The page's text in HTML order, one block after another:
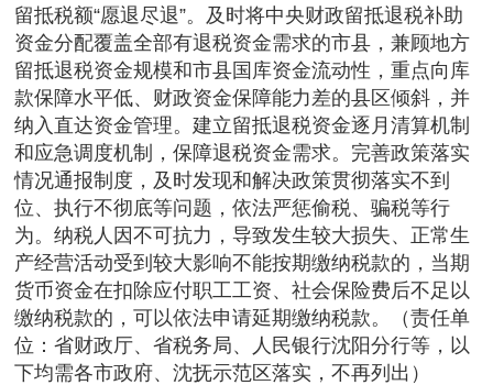
留抵税额“愿退尽退”。及时将中央财政留抵退税补助
资金分配覆盖全部有退税资金需求的市县，兼顾地方
留抵退税资金规模和市县国库资金流动性，重点向库
款保障水平低、财政资金保障能力差的县区倾斜，并
纳入直达资金管理。建立留抵退税资金逐月清算机制
和应急调度机制，保障退税资金需求。完善政策落实
情况通报制度，及时发现和解决政策贯彻落实不到
位、执行不彻底等问题，依法严惩偷税、骗税等行
为。纳税人因不可抗力，导致发生较大损失、正常生
产经营活动受到较大影响不能按期缴纳税款的，当期
货币资金在扣除应付职工工资、社会保险费后不足以
缴纳税款的，可以依法申请延期缴纳税款。（责任单
位：省财政厅、省税务局、人民银行沈阳分行等，以
下均需各市政府、沈抚示范区落实，不再列出）